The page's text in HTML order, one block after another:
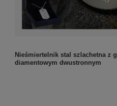
Nieśmiertelnik stal szlachetna z
diamentowym dwustronnym